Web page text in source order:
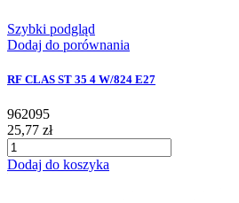
Szybki podgląd
Dodaj do porównania
RF CLAS ST 35 4 W/824 E27
962095
25,77 zł
Dodaj do koszyka